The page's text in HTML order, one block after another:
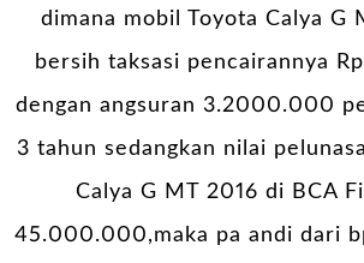
dimana mobil Toyota Calya G
bersih taksasi pencairannya
dengan angsuran 3.2000.000
3 tahun sedangkan nilai
Calya G MT 2016 di BCA
45.000.000,maka pa andi dari